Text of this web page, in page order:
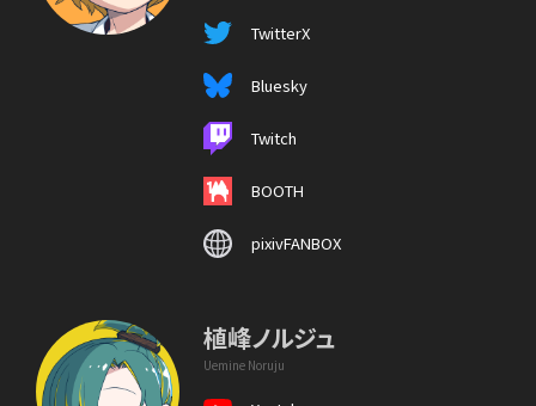
TwitterX
Bluesky
Twitch
BOOTH
pixivFANBOX
植峰ノルジュ
Uemine Noruju